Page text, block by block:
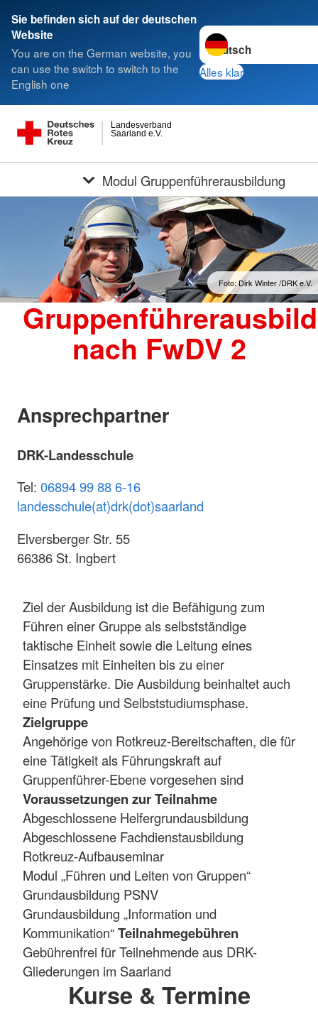
Sie befinden sich auf der deutschen
Website
You are on the German website, you
can use the switch to switch to the
English one
Sprache wechseln zu
Alles klar
Saarland e.V.
Landesverband
Modul Gruppenführerausbildung
Foto: Dirk Winter /DRK e.V.
nach FwDV 2
Ansprechpartner
DRK-Landesschule
Tel: 06894 99 88 6-16
landesschule(at)drk(dot)saarland
Elversberger Str. 55
66386 St. Ingbert
Ziel der Ausbildung ist die Befähigung zum
Führen einer Gruppe als selbstständige
taktische Einheit sowie die Leitung eines
Einsatzes mit Einheiten bis zu einer
Gruppenstärke. Die Ausbildung beinhaltet auch
eine Prüfung und Selbststudiumsphase.
Zielgruppe
Angehörige von Rotkreuz-Bereitschaften, die für
eine Tätigkeit als Führungskraft auf
Gruppenführer-Ebene vorgesehen sind
Voraussetzungen zur Teilnahme
Abgeschlossene Helfergrundausbildung
Abgeschlossene Fachdienstausbildung
Rotkreuz-Aufbauseminar
Modul „Führen und Leiten von Gruppen“
Grundausbildung PSNV
Grundausbildung „Information und
Kommunikation“Teilnahmegebühren
Gebührenfrei für Teilnehmende aus DRK-
Gliederungen im Saarland
Kurse & Termine